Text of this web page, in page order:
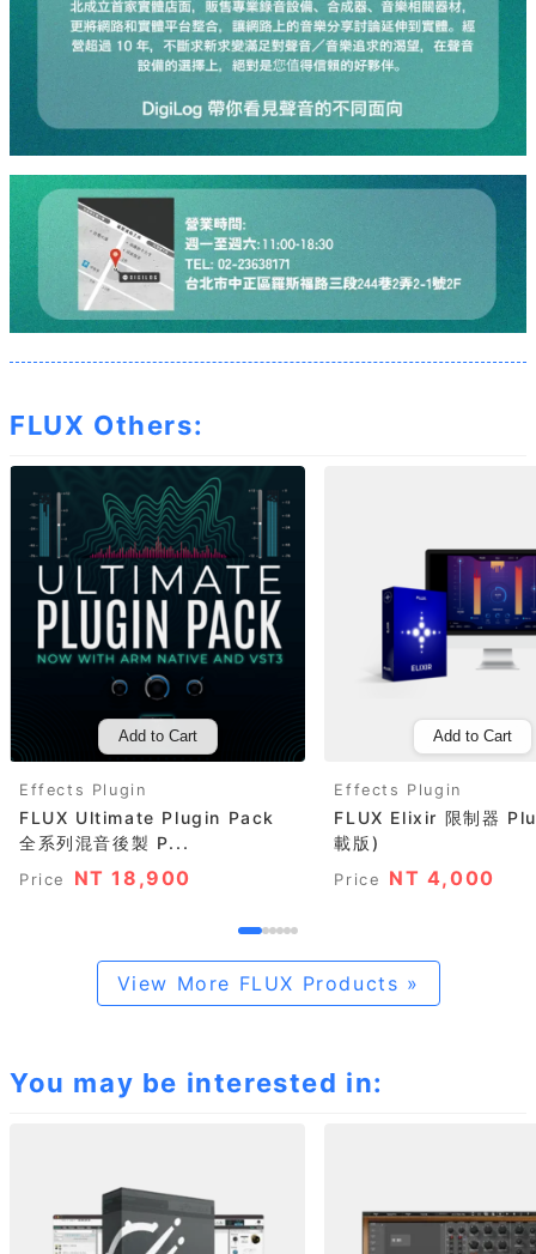
FLUX Others:
Add to Cart
Effects Plugin
FLUX Ultimate Plugin Pack
全系列混音後製 P...
Price NT 18,900
Add to Cart
Effects Plugin
FLUX Elixir 限制器
載版)
Price NT 4,000
View More FLUX Products »
You may be interested in: